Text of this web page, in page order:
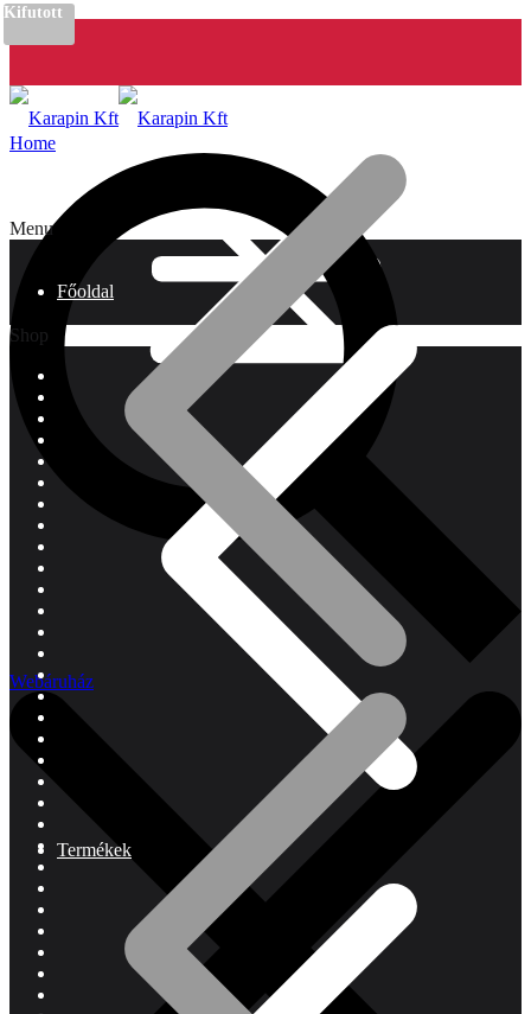
Menu
Főoldal
Termékek
Shop
Home
Webáruház
Kifutott